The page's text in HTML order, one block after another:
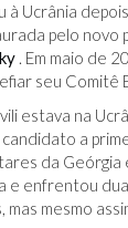
Ucrânia
pelo novo
. Em maio de
seu Comitê
estava na
a
da
e enfrentou
mesmo